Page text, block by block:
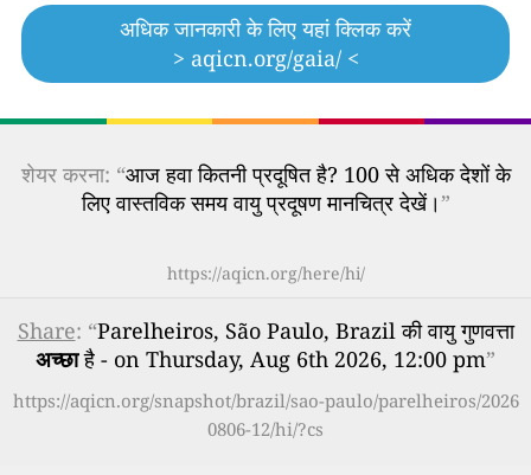
अधिक जानकारी के लिए यहां क्लिक करें
> aqicn.org/gaia/ <
शेयर करना: “आज हवा कितनी प्रदूषित है? 100 से अधिक देशों के
लिए वास्तविक समय वायु प्रदूषण मानचित्र देखें।”
https://aqicn.org/here/hi/
Share: “Parelheiros, São Paulo, Brazil की वायु गुणवत्ता
अच्छाहै - on Thursday, Aug 6th 2026, 12:00 pm”
https://aqicn.org/snapshot/brazil/sao-paulo/parelheiros/2026
0806-12/hi/?cs